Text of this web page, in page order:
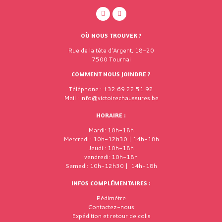
OÙ NOUS TROUVER ?
Rue de la tête d'Argent, 18-20
7500 Tournai
COMMENT NOUS JOINDRE ?
Téléphone : +32 69 22 51 92
Mail : info@victoirechaussures.be
HORAIRE :
Mardi: 10h-18h
Mercredi : 10h-12h30 | 14h-18h
Jeudi : 10h-18h
vendredi: 10h-18h
Samedi: 10h-12h30 | 14h-18h
INFOS COMPLÉMENTAIRES :
Pédimètre
Contactez-nous
Expédition et retour de colis